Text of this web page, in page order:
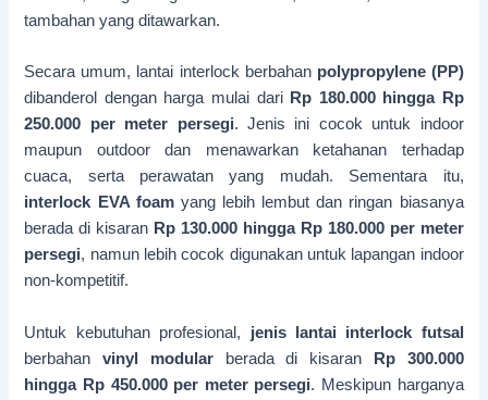
tambahan yang ditawarkan.
Secara umum, lantai interlock berbahan polypropylene (PP)
dibanderol dengan harga mulai dari Rp 180.000 hingga Rp
250.000 per meter persegi. Jenis ini cocok untuk indoor
maupun outdoor dan menawarkan ketahanan terhadap
cuaca, serta perawatan yang mudah. Sementara itu,
interlock EVA foamyang lebih lembut dan ringan biasanya
berada di kisaran Rp 130.000 hingga Rp 180.000 per meter
persegi, namun lebih cocok digunakan untuk lapangan indoor
non-kompetitif.
Untuk kebutuhan profesional, jenis lantai interlock futsal
berbahanvinyl modularberada di kisaran Rp 300.000
hingga Rp 450.000 per meter persegi. Meskipun harganya